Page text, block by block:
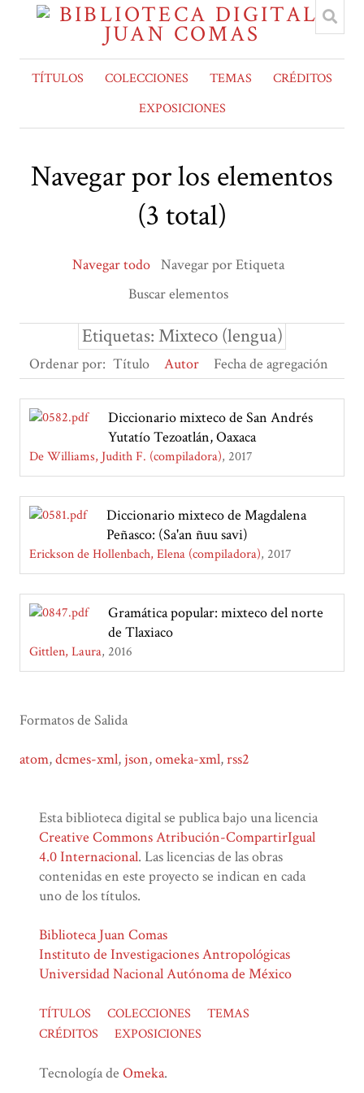
TÍTULOS COLECCIONES TEMAS
CRÉDITOS
EXPOSICIONES
Navegar por los elementos
(3 total)
Navegar todo Navegar por Etiqueta
Buscar elementos
Etiquetas: Mixteco (lengua)
Ordenar por: Título Autor Fecha de agregación
Diccionario mixteco de San Andrés
Yutatío Tezoatlán, Oaxaca
De Williams, Judith F. (compiladora) 2017
Diccionario mixteco de Magdalena
Peñasco: (Sa'an ñuu savi)
Erickson de Hollenbach, Elena (compiladora) 2017
Gramática popular: mixteco del norte
de Tlaxiaco
Gittlen, Laura 2016
Formatos de Salida
atom,dcmes-xml, json,omeka-xml,rss2
Esta biblioteca digital se publica bajo una licencia
Creative Commons Atribución-CompartirIgual
4.0 Internacional. Las licencias de las obras
contenidas en este proyecto se indican en cada
uno de los títulos.
Biblioteca Juan Comas
Instituto de Investigaciones Antropológicas
Universidad Nacional Autónoma de México
TÍTULOS COLECCIONES
TEMAS
CRÉDITOS
EXPOSICIONES
Tecnología de Omeka.